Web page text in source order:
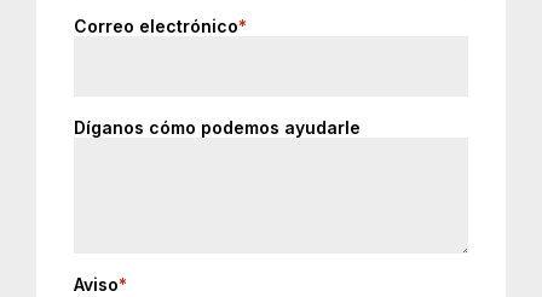
Correo electrónico*
Díganos cómo podemos ayudarle
Aviso*